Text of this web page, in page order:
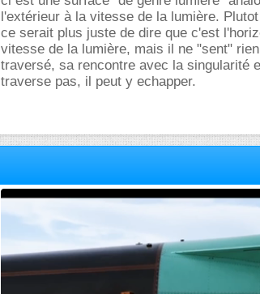
l'extérieur à la vitesse de la lumière.
ce serait plus juste de dire que c'est
vitesse de la lumière, mais il ne "sent"
traversé, sa rencontre avec la singularité
traverse pas, il peut y echapper.